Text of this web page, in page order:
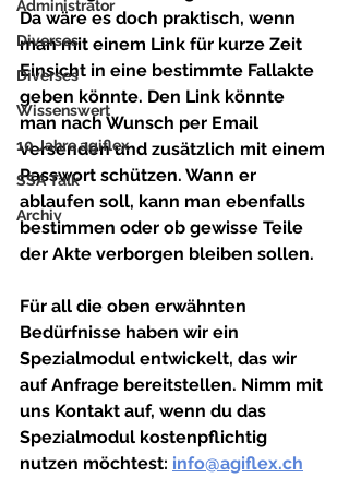
Administrator
Diverses
Diverses
Wissenswert
10 Jahre agiflex
SSA Talk
Archiv
Da wäre es doch praktisch, wenn
man mit einem Link für kurze Zeit
Einsicht in eine bestimmte Fallakte
geben könnte. Den Link könnte
man nach Wunsch per Email
versenden und zusätzlich mit einem
Passwort schützen. Wann er
ablaufen soll, kann man ebenfalls
bestimmen oder ob gewisse Teile
der Akte verborgen bleiben sollen.
Für all die oben erwähnten
Bedürfnisse haben wir ein
Spezialmodul entwickelt, das wir
auf Anfrage bereitstellen. Nimm mit
uns Kontakt auf, wenn du das
Spezialmodul kostenpflichtig
nutzen möchtest: info@agiflex.ch